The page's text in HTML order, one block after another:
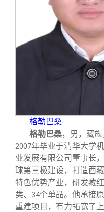
格勒巴桑
格勒巴桑，男，藏族
2007年毕业于清华大学
业发展有限公司董事长
球第三极建设，打造西
特色优势产业，研发藏
类、
34个单品。他承接
重建项目，有力拓宽了